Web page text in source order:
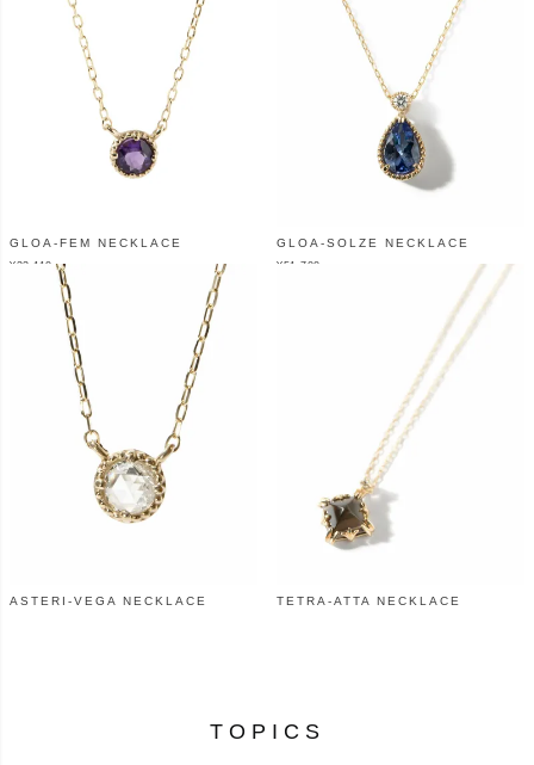
GLOA-FEM NECKLACE
¥33,110 （税込）
GLOA-SOLZE NECKLACE
¥51,700
ASTERI-VEGA NECKLACE TETRA-ATTA NECKLACE
TOPICS